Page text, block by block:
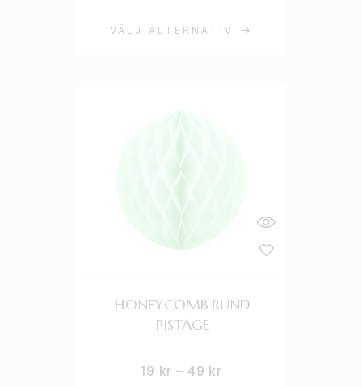
VÄLJ ALTERNATIV
HONEYCOMB RUND
PISTAGE
19 kr – 49 kr